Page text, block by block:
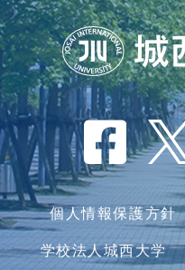
個人情報保護方針
学校法人城西大学